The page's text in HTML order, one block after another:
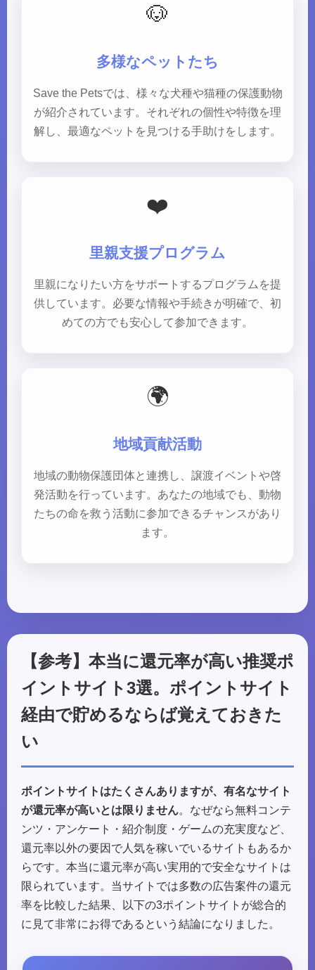
🐶
多様なペットたち
Save the Petsでは、様々な犬種や猫種の保護動物
が紹介されています。それぞれの個性や特徴を理
解し、最適なペットを見つける手助けをします。
❤️
里親支援プログラム
里親になりたい方をサポートするプログラムを提
供しています。必要な情報や手続きが明確で、初
めての方でも安心して参加できます。
🌍
地域貢献活動
地域の動物保護団体と連携し、譲渡イベントや啓
発活動を行っています。あなたの地域でも、動物
たちの命を救う活動に参加できるチャンスがあり
ます。
【参考】本当に還元率が高い推奨ポ
イントサイト3選。ポイントサイト
経由で貯めるならば覚えておきた
い
ポイントサイトはたくさんありますが、有名なサイト
が還元率が高いとは限りません。なぜなら無料コンテ
ンツ・アンケート・紹介制度・ゲームの充実度など、
還元率以外の要因で人気を稼いでいるサイトもあるか
らです。本当に還元率が高い実用的で安全なサイトは
限られています。当サイトでは多数の広告案件の還元
率を比較した結果、以下の3ポイントサイトが総合的
に見て非常にお得であるという結論になりました。